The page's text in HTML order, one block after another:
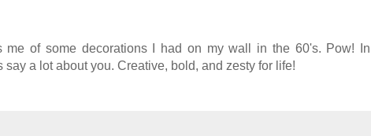
me of some decorations I had on my wall in the 60's. Pow!
a lot about you. Creative, bold, and zesty for life!